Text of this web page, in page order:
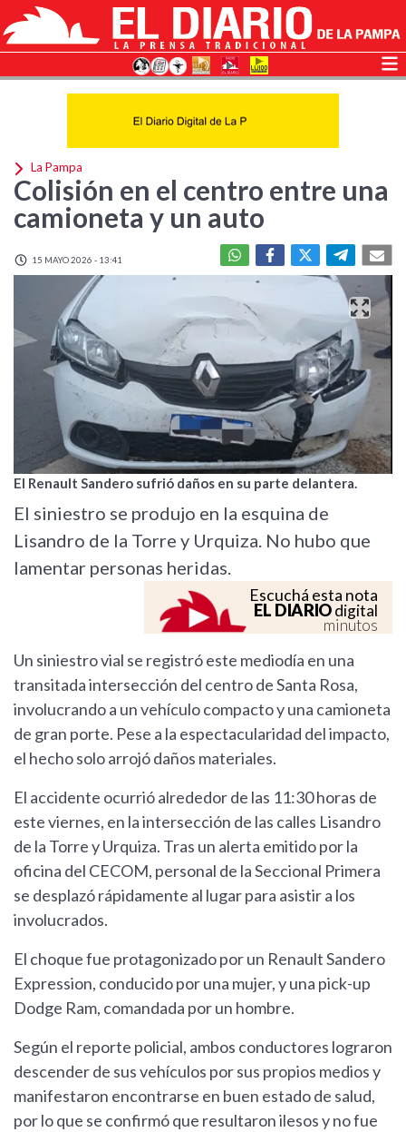
La Pampa
Colisión en el centro entre una
camioneta y un auto
15 MAYO 2026 - 13:41
El Renault Sandero sufrió daños en su parte delantera.
El siniestro se produjo en la esquina de
Lisandro de la Torre y Urquiza. No hubo que
lamentar personas heridas.
Escuchá esta nota
EL DIARIOdigital
minutos
Un siniestro vial se registró este mediodía en una
transitada intersección del centro de Santa Rosa,
involucrando a un vehículo compacto y una camioneta
de gran porte. Pese a la espectacularidad del impacto,
el hecho solo arrojó daños materiales.
El accidente ocurrió alrededor de las 11:30 horas de
este viernes, en la intersección de las calles Lisandro
de la Torre y Urquiza. Tras un alerta emitido por la
oficina del CECOM, personal de la Seccional Primera
se desplazó rápidamente al lugar para asistir a los
involucrados.
El choque fue protagonizado por un Renault Sandero
Expression, conducido por una mujer, y una pick-up
Dodge Ram, comandada por un hombre.
Según el reporte policial, ambos conductores lograron
descender de sus vehículos por sus propios medios y
manifestaron encontrarse en buen estado de salud,
por lo que se confirmó que resultaron ilesos y no fue